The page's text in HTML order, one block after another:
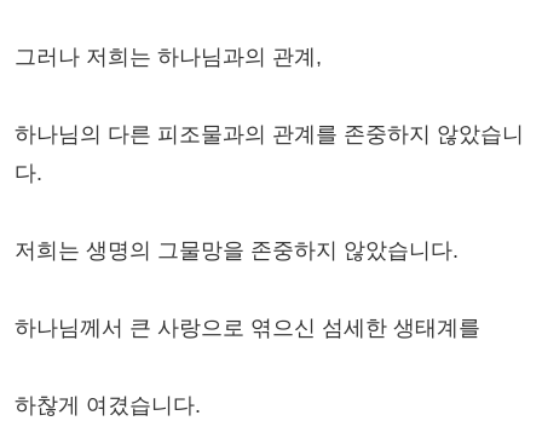
그러나 저희는 하나님과의 관계,
하나님의 다른 피조물과의 관계를 존중하지 않았습니
다.
저희는 생명의 그물망을 존중하지 않았습니다.
하나님께서 큰 사랑으로 엮으신 섬세한 생태계를
하찮게 여겼습니다.